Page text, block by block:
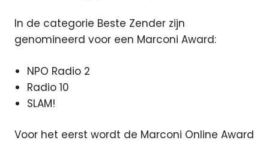
In de categorie Beste Zender zijn
genomineerd voor een Marconi Award:
NPO Radio 2
Radio 10
SLAM!
Voor het eerst wordt de Marconi Online Award